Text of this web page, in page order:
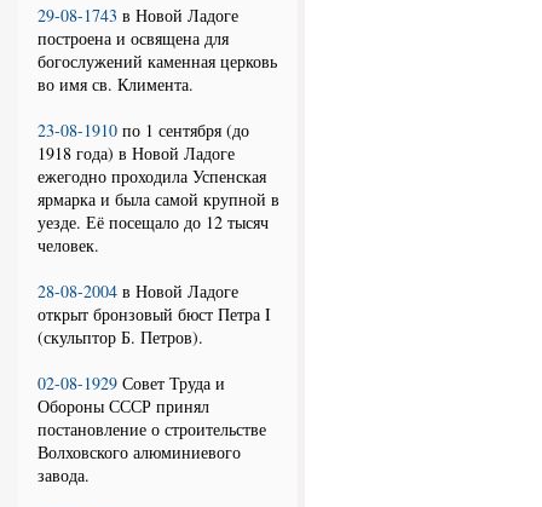
29-08-1743 в Новой Ладоге
построена и освящена для
богослужений каменная церковь
во имя св. Климента.
23-08-1910 по 1 сентября (до
1918 года) в Новой Ладоге
ежегодно проходила Успенская
ярмарка и была самой крупной в
уезде. Её посещало до 12 тысяч
человек.
28-08-2004 в Новой Ладоге
открыт бронзовый бюст Петра I
(скульптор Б. Петров).
02-08-1929 Совет Труда и
Обороны СССР принял
постановление о строительстве
Волховского алюминиевого
завода.